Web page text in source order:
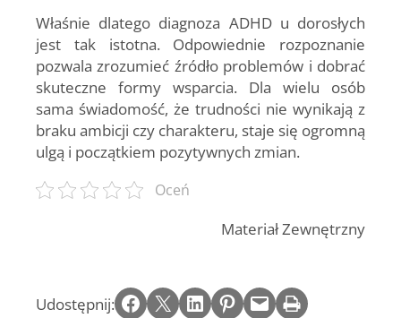
Właśnie dlatego diagnoza ADHD u dorosłych
jest tak istotna. Odpowiednie rozpoznanie
pozwala zrozumieć źródło problemów i dobrać
skuteczne formy wsparcia. Dla wielu osób
sama świadomość, że trudności nie wynikają z
braku ambicji czy charakteru, staje się ogromną
ulgą i początkiem pozytywnych zmian.
Oceń
Materiał Zewnętrzny
Udostępnij: Share on Facebook Email this Page Share on LinkedIn Share on Pinterest Email this Page Print this Page